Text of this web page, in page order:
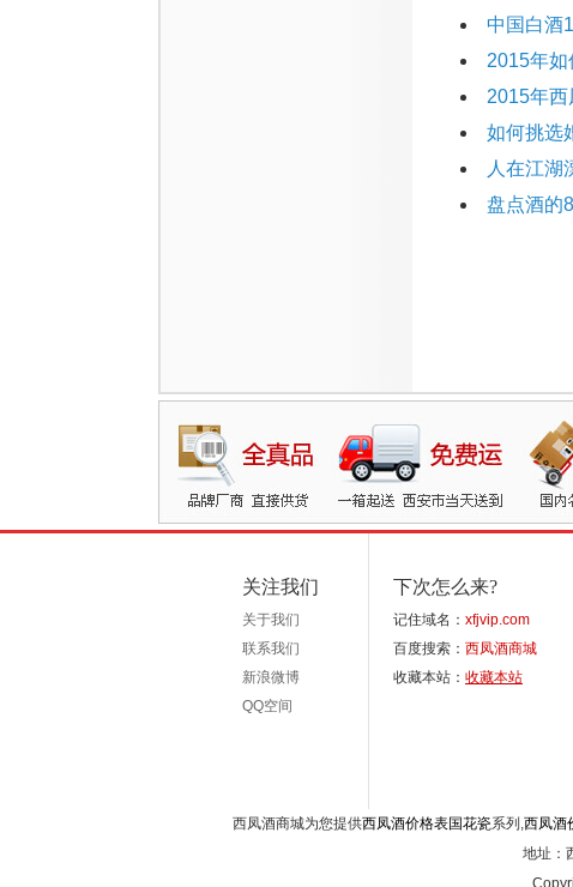
中国白酒
2015年如
2015年西
如何挑选
人在江湖
盘点酒的
关注我们
关于我们
联系我们
新浪微博
QQ空间
下次怎么来?
记住域名： xfjvip.com
百度搜索： 西凤酒商城
收藏本站： 收藏本站
西凤酒商城为您提供西凤酒价格表国花瓷系列,西凤酒
地址：